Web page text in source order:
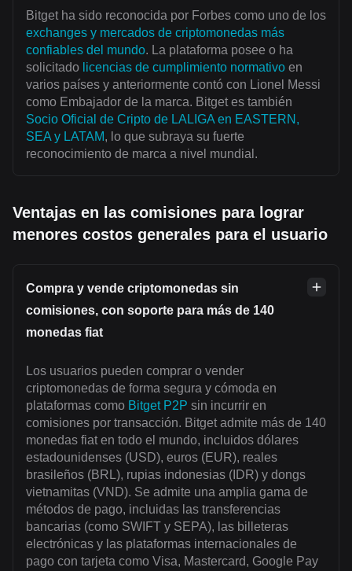
Bitget ha sido reconocida por Forbes como uno de los
exchanges y mercados de criptomonedas más
confiables del mundo. La plataforma posee o ha
solicitado licencias de cumplimiento normativo en
varios países y anteriormente contó con Lionel Messi
como Embajador de la marca. Bitget es también
Socio Oficial de Cripto de LALIGA en EASTERN,
SEA y LATAM, lo que subraya su fuerte
reconocimiento de marca a nivel mundial.
Ventajas en las comisiones para lograr
menores costos generales para el usuario
Compra y vende criptomonedas sin
comisiones, con soporte para más de 140
monedas fiat
Los usuarios pueden comprar o vender
criptomonedas de forma segura y cómoda en
plataformas como Bitget P2P sin incurrir en
comisiones por transacción. Bitget admite más de 140
monedas fiat en todo el mundo, incluidos dólares
estadounidenses (USD), euros (EUR), reales
brasileños (BRL), rupias indonesias (IDR) y dongs
vietnamitas (VND). Se admite una amplia gama de
métodos de pago, incluidas las transferencias
bancarias (como SWIFT y SEPA), las billeteras
electrónicas y las plataformas internacionales de
pago con tarjeta como Visa, Mastercard, Google Pay